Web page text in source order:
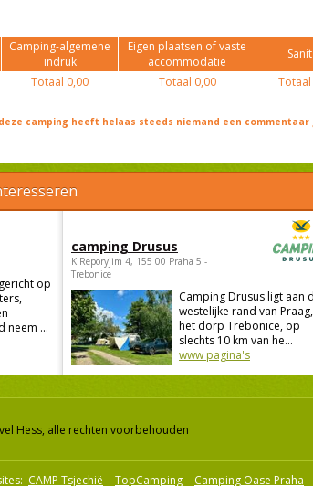
Camping-algemene
indruk
Eigen plaatsen of vaste
accommodatie
Totaal 0,00 Totaal 0,00 Totaal
camping heeft helaas steeds niemand een
op
neem ...
camping Drusus
K Reporyjim 4, 155 00 Praha 5 -
Trebonice
Camping Drusus ligt aan
westelijke rand van
het dorp Trebonice, op
slechts 10 km van he...
www pagina's
Hess, alle rechten voorbehouden
CAMP Tsjechië TopCamping Camping Oase Praha